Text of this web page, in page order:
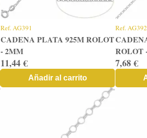
Ref.AG391
CADENA PLATA 925M ROLOT
- 2MM
11,44 €
Añadir al carrito
Ref.AG392
ROLOT
7,68 €